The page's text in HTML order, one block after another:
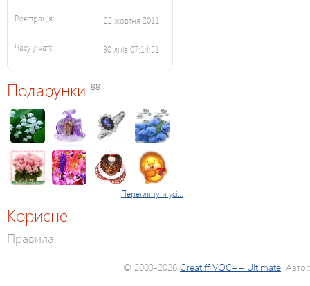
Реєстрація: 22 жовтня 2011
Часу у чаті: 30 днів 07:14:51
Подарунки 88
Переглянути усі...
Корисне
Правила
© 2003-2026 Creatiff VOC++ Ultimate.